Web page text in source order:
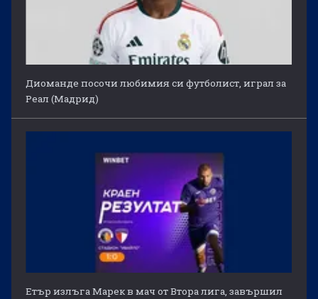
Диоманде посочи любимия си футболист, играл за
Реал (Мадрид)
Етър излъга Марек в мач от Втора лига, завършил